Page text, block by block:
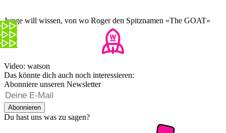
Junge will wissen, von wo Roger den Spitznamen «The GOAT»
hat
Video: watson
Das könnte dich auch noch interessieren:
Abonniere unseren Newsletter
Abonnieren
Du hast uns was zu sagen?